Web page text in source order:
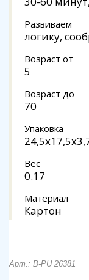
Развиваем
логику,
Возраст от
5
Возраст до
70
Упаковка
Вес
0.17
Материал
Картон
Арт.: B-PU 26381